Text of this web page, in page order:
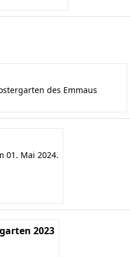
des Emmaus
01. Mai 2024.
2023